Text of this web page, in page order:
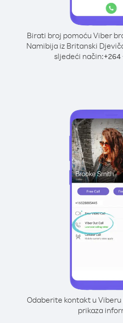
Birati broj pomoću Viber
Namibija iz Britanski
sljedeći način:+264
Odaberite kontakt u
prikaza